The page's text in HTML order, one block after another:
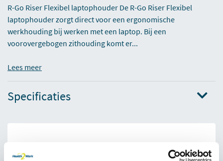
R-Go Riser Flexibel laptophouder De R-Go Riser Flexibel
laptophouder zorgt direct voor een ergonomische
werkhouding bij werken met een laptop. Bij een
voorovergebogen zithouding komt er...
Lees meer
Specificaties
Ervaren of een product